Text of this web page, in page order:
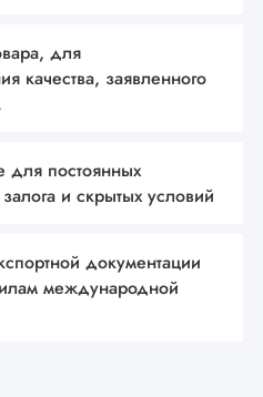
для
качества, заявленного
для постоянных
и скрытых условий
документации
международной